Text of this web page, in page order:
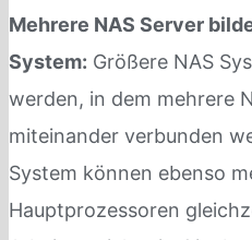
Mehrere NAS Server
System: Größere NAS
werden, in dem mehrere
miteinander verbunden
System können ebenso
Hauptprozessoren